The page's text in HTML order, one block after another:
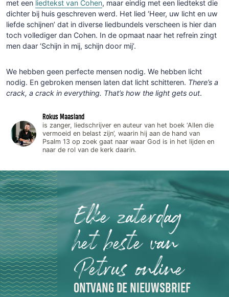
met een liedtekst van Cohen, maar eindig met een liedtekst die
dichter bij huis geschreven werd. Het lied ‘Heer, uw licht en uw
liefde schijnen’ dat in diverse liedbundels verscheen is hier dan
toch vollediger dan Cohen. In de opmaat naar het refrein zingt
men daar ‘Schijn in mij, schijn door mij’.
We hebben geen perfecte mensen nodig. We hebben licht
nodig. En gebroken mensen laten dat licht schitteren. There’s a
crack, a crack in everything. That’s how the light gets out.
Rokus Maasland
is zanger, liedschrijver en auteur van het boek ‘Allen die
vermoeid en belast zijn’, waarin hij aan de hand van
Psalm 13 op zoek gaat naar waar God is in het lijden en
naar de rol van de kerk daarin.
Elke zaterdag
het beste van
Petrus online
ONTVANG DE NIEUWSBRIEF